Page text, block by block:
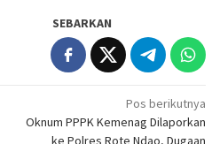
SEBARKAN
Pos berikutnya
Oknum PPPK Kemenag Dilaporkan
ke Polres Rote Ndao, Dugaan